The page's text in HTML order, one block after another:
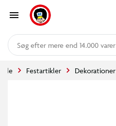
mere end 14.000 varer
Festartikler Dekorationer